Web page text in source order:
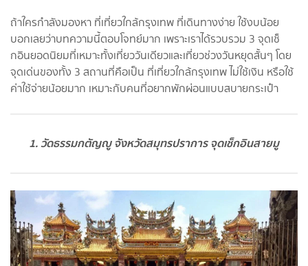
ถ้าใครกำลังมองหา ที่เที่ยวใกล้กรุงเทพ ที่เดินทางง่าย ใช้งบน้อย
บอกเลยว่าบทความนี้ตอบโจทย์มาก เพราะเราได้รวบรวม 3 จุดเช็
กอินยอดนิยมที่เหมาะทั้งเที่ยววันเดียวและเที่ยวช่วงวันหยุดสั้นๆ โดย
จุดเด่นของทั้ง 3 สถานที่คือเป็น ที่เที่ยวใกล้กรุงเทพ ไม่ใช้เงิน หรือใช้
ค่าใช้จ่ายน้อยมาก เหมาะกับคนที่อยากพักผ่อนแบบสบายกระเป๋า
1. วัดธรรมกตัญญู จังหวัดสมุทรปราการ จุดเช็กอินสายมู